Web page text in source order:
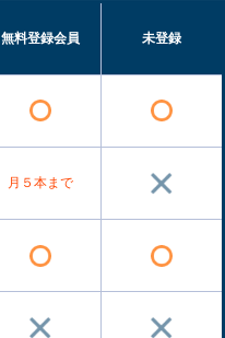
無料登録会員 未登録
月５本まで